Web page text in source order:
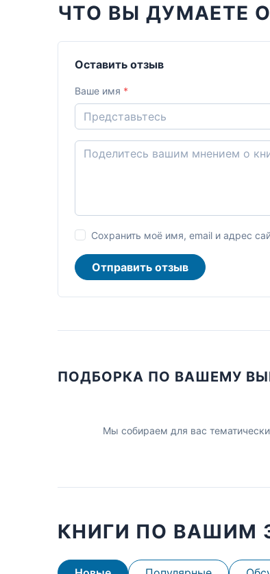
ЧТО ВЫ ДУМАЕТЕ
Оставить отзыв
Ваше имя *
Сохранить моё имя, email и адрес
Отправить отзыв
ПОДБОРКА ПО ВАШЕМУ
Мы собираем для вас
КНИГИ ПО ВАШИМ